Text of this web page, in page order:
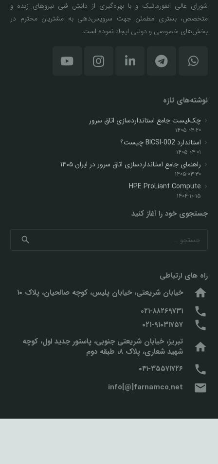
شورای عالی انفورماتیک و با بهره‌گیری از دانش فنی نیروهای زبده و
متخصص، بستری مطمئن جهت سرویس‌دهی به مشتریان محترم در
بخش‌های خصوصی و دولتی ایجاد نموده است.
نوشته‌های تازه
چک‌لیست جامع استانداردسازی اتاق سرور
۱۴۰۵-۰۴-۲۰
استاندارد BICSI-002 چیست؟
۱۴۰۵-۰۴-۰۱
راهنمای جامع استانداردسازی اتاق سرور در ایران ۱۴۰۵
۱۴۰۵-۰۳-۳۰
HPE ProLiant Compute
۱۴۰۴-۱۰-۱۵
جستجوی خود را آغاز کنید
راه های ارتباطی
home خیابان شریعتی، خیابان پلیس، کوچه صالحیان، پلاک ۱۰
phone ۰۲۱-۸۸۲۶۹۷۳۱
phone ۰۲۱-۹۱۰۳۱۷۵۷
home
تبریز، خیابان شریعتی جنوبی، پاستور جدید اول، کوچه
شهید شعاری، پلاک ۸، طبقه دوم
phone ۰۴۱-۳۵۵۷۱۷۲۶
mail
info[@]farnamco.net